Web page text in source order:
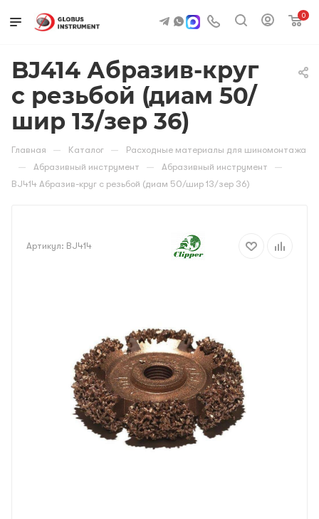
0
BJ414 Абразив-круг
с резьбой (диам 50/
шир 13/зер 36)
Главная — Каталог — Расходные материалы для шиномонтажа
— Абразивный инструмент — Абразивный инструмент —
BJ414 Абразив-круг с резьбой (диам 50/шир 13/зер 36)
Артикул: BJ414